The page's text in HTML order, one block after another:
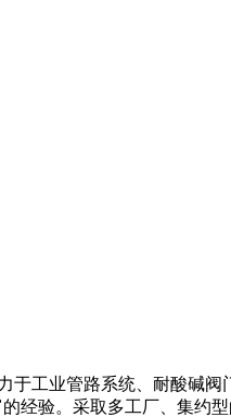
工业管路系统、耐酸碱
经验。采取多工厂、集约